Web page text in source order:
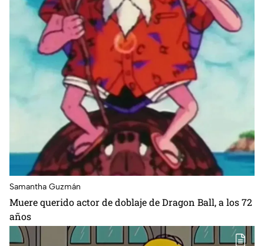
Samantha Guzmán
Muere querido actor de doblaje de Dragon Ball, a los 72
años